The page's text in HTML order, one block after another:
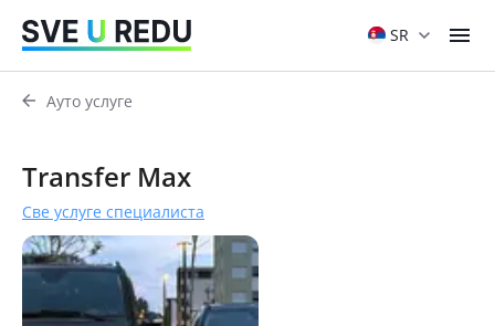
SR
Ауто услуге
Transfer Max
Све услуге специалиста